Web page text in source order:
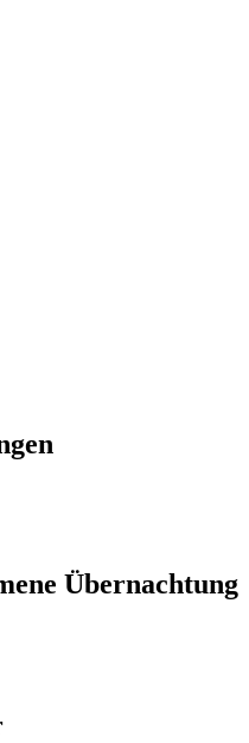
Übernachtung